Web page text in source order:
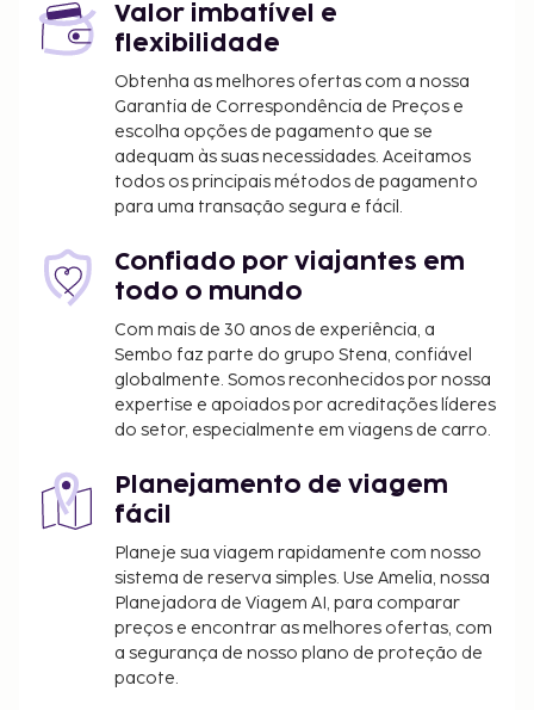
mediante uma sobretaxa. De acordo com a
legislação local, todos os visitantes devem
permanecer no alojamento durante o Dia do
Silêncio (Nyepi)/Ano Novo hindu durante um
período de 24 horas, a partir das 06:00.
Normalmente, o Dia do Silêncio calha em março ou
abril (as datas variam todos os anos). Não é
possível realizar o check-in ou o check-out nesse
dia. O aeroporto de Ngurah Rai (Aeroporto
Internacional de Bali) também permanece
encerrado no Dia do Silêncio.
Tarifa de pequeno-almoço preparado no
momento: 100000 IDR por adulto e 100000 IDR
por criança (valores aproximados)
A lista anterior pode não estar completa. As taxas e
os depósitos podem não incluir impostos e estão
sujeitos a alterações.
Valor imbatível e
flexibilidade
Obtenha as melhores ofertas com a nossa
Garantia de Correspondência de Preços e
escolha opções de pagamento que se
adequam às suas necessidades. Aceitamos
todos os principais métodos de pagamento
para uma transação segura e fácil.
Confiado por viajantes em
todo o mundo
Com mais de 30 anos de experiência, a
Sembo faz parte do grupo Stena, confiável
globalmente. Somos reconhecidos por nossa
expertise e apoiados por acreditações líderes
do setor, especialmente em viagens de carro.
Planejamento de viagem
fácil
Planeje sua viagem rapidamente com nosso
sistema de reserva simples. Use Amelia, nossa
Planejadora de Viagem AI, para comparar
preços e encontrar as melhores ofertas, com
a segurança de nosso plano de proteção de
pacote.